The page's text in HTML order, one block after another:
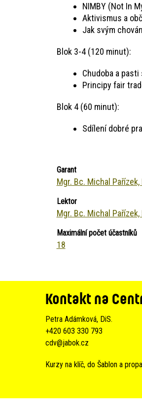
NIMBY (Not In
Aktivismus a
Jak svým
Blok 3-4 (120 minut):
Chudoba a
Principy fair
Blok 4 (60 minut):
Sdílení dobré
Garant
Mgr. Bc. Michal Pařízek,
Lektor
Mgr. Bc. Michal Pařízek,
Maximální počet účastníků
18
Kontakt na
Petra Adámková, DiS.
+420 603 330 793
cdv@jabok.cz
Kurzy na klíč, do Šablon a